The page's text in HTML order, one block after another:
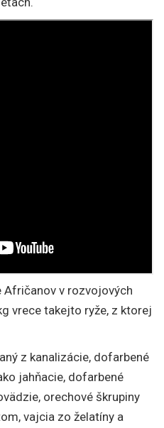
Afričanov v rozvojových
vrece takejto ryže, z ktorej
z kanalizácie, dofarbené
jahňacie, dofarbené
orechové škrupiny
vajcia zo želatíny a